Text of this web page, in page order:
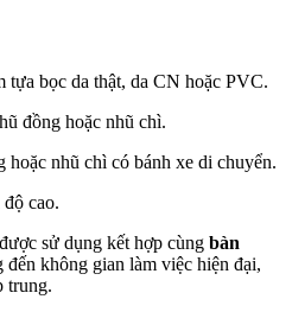
tựa bọc da thật, da CN hoặc PVC.
đồng hoặc nhũ chì.
hoặc nhũ chì có bánh xe di chuyển.
cao.
sử dụng kết hợp cùng bàn
đến không gian làm việc hiện đại,
trung.